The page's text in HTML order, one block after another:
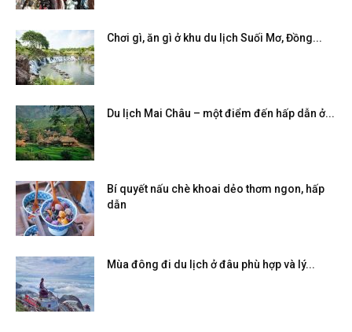
Chơi gì, ăn gì ở khu du lịch Suối Mơ, Đồng...
Du lịch Mai Châu – một điểm đến hấp dẫn ở...
Bí quyết nấu chè khoai dẻo thơm ngon, hấp
dẫn
Mùa đông đi du lịch ở đâu phù hợp và lý...